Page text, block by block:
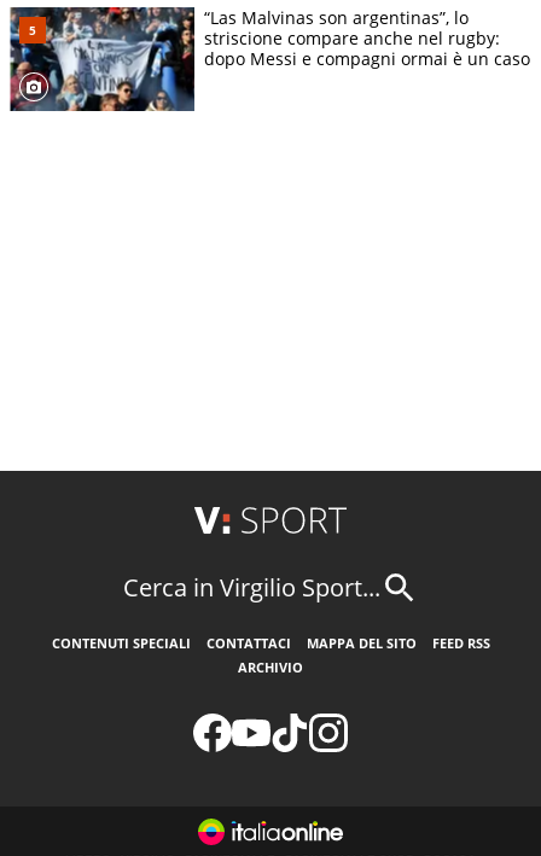
“Las Malvinas son argentinas”, lo
striscione compare anche nel rugby:
dopo Messi e compagni ormai è un caso
Cerca in Virgilio Sport...
CONTENUTI SPECIALI CONTATTACI MAPPA DEL SITO
FEED RSS
ARCHIVIO